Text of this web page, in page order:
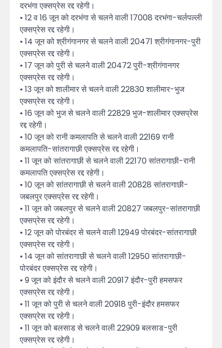
दरभंगा एक्सप्रेस रद्द रहेगी।
• 12 व 16 जून को दरभंगा से चलने वाली 17008 दरभंगा-चर्लपल्ली
एक्सप्रेस रद्द रहेगी।
• 14 जून को श्रीगंगानगर से चलने वाली 20471 श्रीगंगानगर-पुरी
एक्सप्रेस रद्द रहेगी।
• 17 जून को पुरी से चलने वाली 20472 पुरी-श्रीगंगानगर
एक्सप्रेस रद्द रहेगी।
• 13 जून को शालीमार से चलने वाली 22830 शालीमार-भुज
एक्सप्रेस रद्द रहेगी।
• 16 जून को भुज से चलने वाली 22829 भुज-शालीमार एक्सप्रेस
रद्द रहेगी।
• 10 जून को रानी कमलापति से चलने वाली 22169 रानी
कमलापति-सांतरागाछी एक्सप्रेस रद्द रहेगी।
• 11 जून को सांतरागाछी से चलने वाली 22170 सांतरागाछी-रानी
कमलापति एक्सप्रेस रद्द रहेगी।
• 10 जून को सांतरागाछी से चलने वाली 20828 सांतरागाछी-
जबलपुर एक्सप्रेस रद्द रहेगी।
• 11 जून को जबलपुर से चलने वाली 20827 जबलपुर-सांतरागाछी
एक्सप्रेस रद्द रहेगी।
• 12 जून को पोरबंदर से चलने वाली 12949 पोरबंदर-सांतरागाछी
एक्सप्रेस रद्द रहेगी।
• 14 जून को सांतरागाछी से चलने वाली 12950 सांतरागाछी-
पोरबंदर एक्सप्रेस रद्द रहेगी।
• 9 जून को इंदौर से चलने वाली 20917 इंदौर-पुरी हमसफर
एक्सप्रेस रद्द रहेगी।
• 11 जून को पुरी से चलने वाली 20918 पुरी-इंदौर हमसफर
एक्सप्रेस रद्द रहेगी।
• 11 जून को बलसाड से चलने वाली 22909 बलसाड-पुरी
एक्सप्रेस रद्द रहेगी।